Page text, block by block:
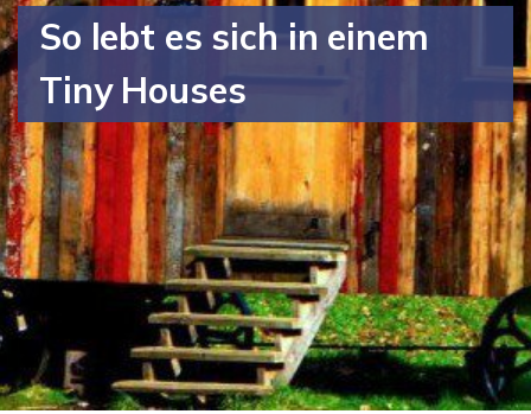
So lebt es sich in einem
Tiny Houses